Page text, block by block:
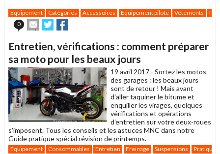
Equipement Catégories Accessoires Equipement pilote Vêtements
0
Envoyer
cet
à
un
ami
Partager
sur sur
Entretien, vérifications : comment préparer
sa moto pour les beaux jours
19 avril 2017 - Sortez les motos
des garages : les beaux jours
sont de retour ! Mais avant
d'aller taquiner le bitume et
enquiller les virages, quelques
vérifications et opérations
d'entretien sur votre deux-roues
s'imposent. Tous les conseils et les astuces MNC dans notre
Guide pratique spécial révision de printemps.
Equipement Consommables Entretien Freinage Suspensions
Pratique